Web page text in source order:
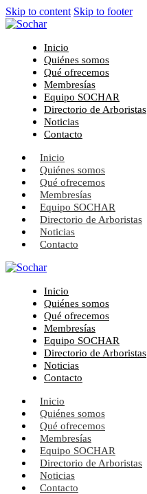
Skip to content Skip to footer
Inicio
Quiénes somos
Qué ofrecemos
Membresías
Equipo SOCHAR
Directorio de Arboristas
Noticias
Contacto
Inicio
Quiénes somos
Qué ofrecemos
Membresías
Equipo SOCHAR
Directorio de Arboristas
Noticias
Contacto
Inicio
Quiénes somos
Qué ofrecemos
Membresías
Equipo SOCHAR
Directorio de Arboristas
Noticias
Contacto
Inicio
Quiénes somos
Qué ofrecemos
Membresías
Equipo SOCHAR
Directorio de Arboristas
Noticias
Contacto